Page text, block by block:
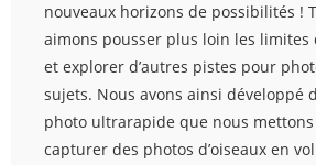
nouveaux horizons de possibilités !
aimons pousser plus loin les
et explorer d’autres pistes pour
sujets. Nous avons ainsi développé
photo ultrarapide que nous
capturer des photos d’oiseaux en